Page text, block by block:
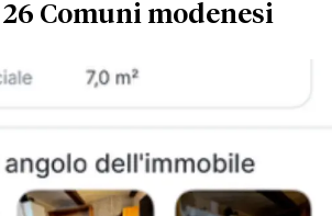
Comuni modenesi